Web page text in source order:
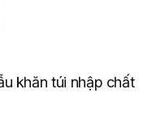
khăn túi nhập chất